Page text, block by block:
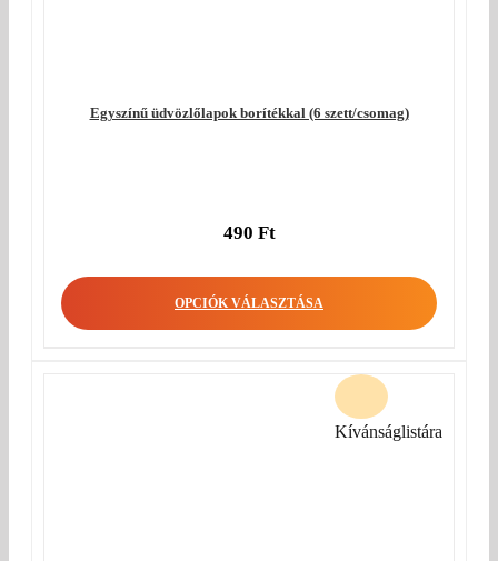
Egyszínű üdvözlőlapok borítékkal (6 szett/csomag)
490 Ft
OPCIÓK VÁLASZTÁSA
Kívánságlistára